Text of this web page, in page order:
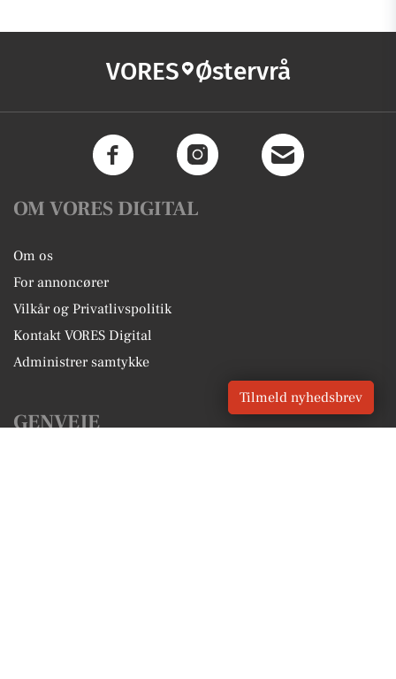
VORES Østervrå
OM VORES DIGITAL
Om os
For annoncører
Vilkår og Privatlivspolitik
Kontakt VORES Digital
Administrer samtykke
GENVEJE
Tilmeld nyhedsbrev